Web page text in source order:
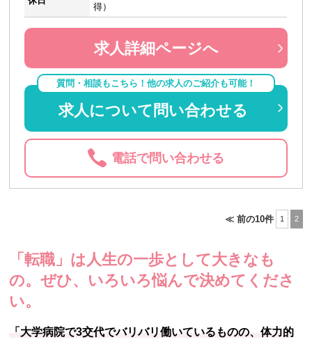
得）
求人詳細ページへ
質問・相談もこちら！他の求人のご紹介も可能！
求人について問い合わせる
電話で問い合わせる
≪ 前の10件 1 2
「転職」は人生の一歩として大きなも
の。ぜひ、いろいろ悩んで決めてくださ
い。
「大学病院で3交代でバリバリ働いているものの、体力的